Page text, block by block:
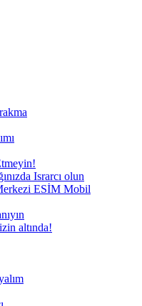
Israrcı olun
ESİM Mobil
altında!